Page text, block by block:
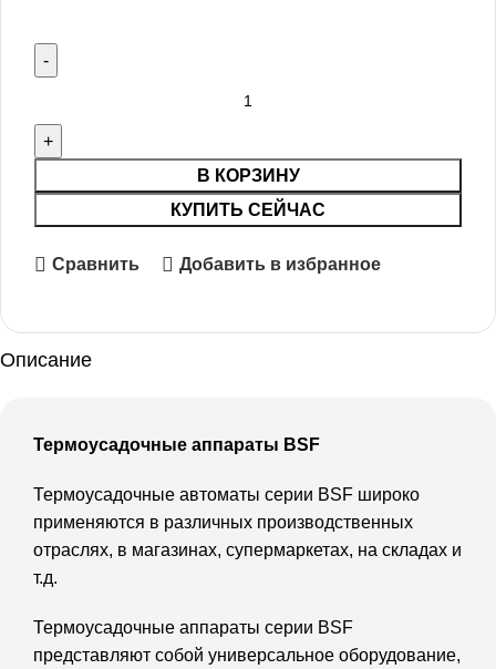
В КОРЗИНУ
КУПИТЬ СЕЙЧАС
Сравнить Добавить в избранное
Описание
Термоусадочные аппараты BSF
Термоусадочные автоматы серии BSF широко
применяются в различных производственных
отраслях, в магазинах, супермаркетах, на складах и
т.д.
Термоусадочные аппараты серии BSF
представляют собой универсальное оборудование,